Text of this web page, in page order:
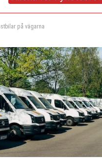
på vägarna